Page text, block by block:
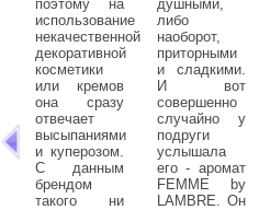
поэтому на
использование
некачественной
декоративной
косметики
или кремов
она сразу
отвечает
высыпаниями
и куперозом.
С данным
брендом
такого ни
душными,
либо
наоборот,
приторными
и сладкими.
И вот
совершенно
случайно у
подруги
услышала
его - аромат
FEMME by
LAMBRE. Он